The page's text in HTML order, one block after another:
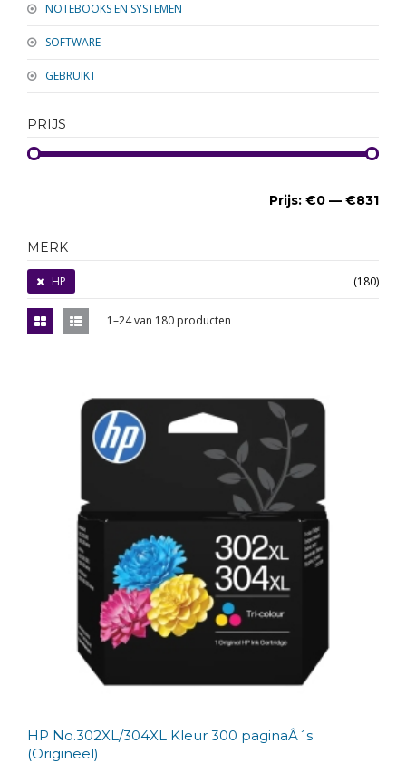
NOTEBOOKS EN SYSTEMEN
SOFTWARE
GEBRUIKT
PRIJS
Prijs: €0 — €831
MERK
HP (180)
1–24 van 180 producten
HP No.302XL/304XL Kleur 300 paginaÂ´s
(Origineel)